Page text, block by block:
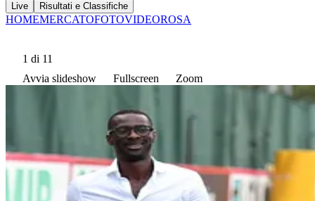
Live
Risultati e Classifiche
HOMEMERCATOFOTOVIDEOROSA
1 di 11
Avvia slideshow
Fullscreen Zoom